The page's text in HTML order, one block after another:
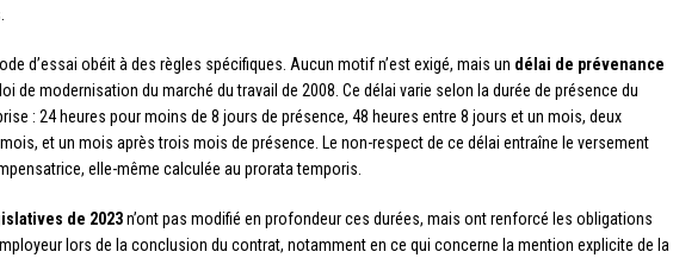
d’essai obéit à des règles spécifiques. Aucun motif n’est exigé, mais un délai de prévenance
de modernisation du marché du travail de 2008. Ce délai varie selon la durée de présence du
: 24 heures pour moins de 8 jours de présence, 48 heures entre 8 jours et un mois, deux
et un mois après trois mois de présence. Le non-respect de ce délai entraîne le versement
elle-même calculée au prorata temporis.
de 2023n’ont pas modifié en profondeur ces durées, mais ont renforcé les obligations
lors de la conclusion du contrat, notamment en ce qui concerne la mention explicite de la